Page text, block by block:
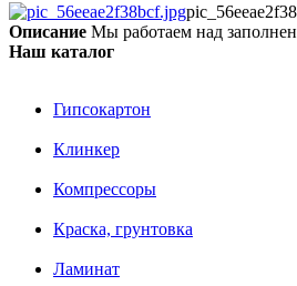
Описание Мы работаем над
Наш каталог
Гипсокартон
Клинкер
Компрессоры
Краска, грунтовка
Ламинат